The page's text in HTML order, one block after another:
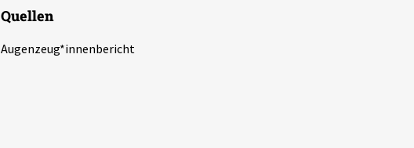
Quellen
Augenzeug*innenbericht